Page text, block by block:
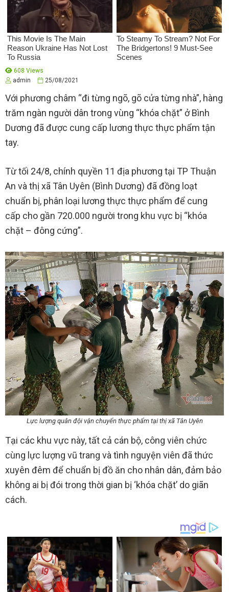
608 Views
admin
25/08/2021
Với phương châm “đi từng ngõ, gõ cửa từng nhà”, hàng
trăm ngàn người dân trong vùng “khóa chặt” ở Bình
Dương đã được cung cấp lương thực thực phẩm tận
tay.
Từ tối 24/8, chính quyền 11 địa phương tại TP Thuận
An và thị xã Tân Uyên (Bình Dương) đã đồng loạt
chuẩn bị, phân loại lương thực thực phẩm để cung
cấp cho gần 720.000 người trong khu vực bị “khóa
chặt – đông cứng”.
Lực lượng quân đội vận chuyển thực phẩm tại thị xã Tân Uyên
Tại các khu vực này, tất cả cán bộ, công viên chức
cùng lực lượng vũ trang và tình nguyện viên đã thức
xuyên đêm để chuẩn bị đồ ăn cho nhân dân, đảm bảo
không ai bị đói trong thời gian bị ‘khóa chặt’ do giãn
cách.